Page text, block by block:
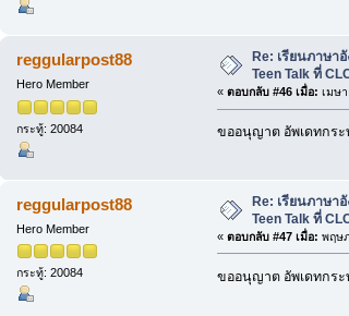
reggularpost88
Hero Member
กระทู้: 20084
Re: เรียนภาษา
Teen Talk ที่
« ตอบกลับ #46 เมื่อ: เมษ
ขออนุญาต อัพเดทกระ
reggularpost88
Hero Member
กระทู้: 20084
Re: เรียนภาษา
Teen Talk ที่
« ตอบกลับ #47 เมื่อ: พฤษ
ขออนุญาต อัพเดทกระ